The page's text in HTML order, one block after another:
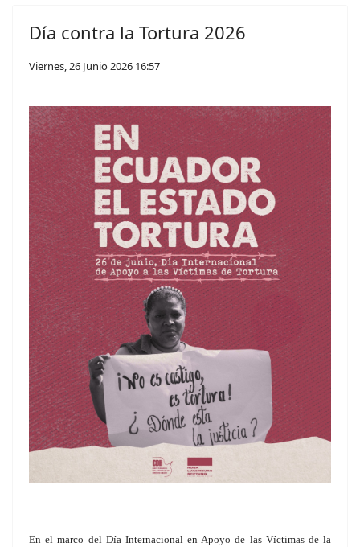
Día contra la Tortura 2026
Viernes, 26 Junio 2026 16:57
En el marco del Día Internacional en Apoyo de las Víctimas de la